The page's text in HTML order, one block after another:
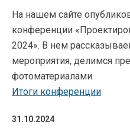
На нашем сайте
конференции
2024». В нем
мероприятия, делимся
фотоматериалами.
Итоги конференции
31.10.2024